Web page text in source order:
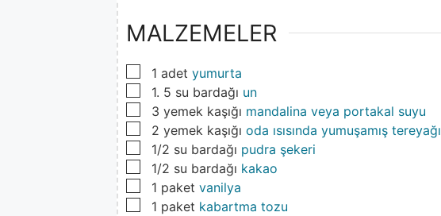
MALZEMELER
▢
1 adet yumurta
▢
1. 5 su bardağı un
▢
3 yemek kaşığı mandalina veya portakal suyu
▢
2 yemek kaşığı oda ısısında yumuşamış tereyağı
▢
1/2 su bardağı pudra şekeri
▢
1/2 su bardağı kakao
▢
1 paket vanilya
▢
1 paket kabartma tozu